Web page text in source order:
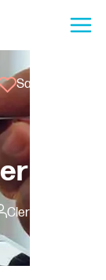
Save vacancy
Clerk